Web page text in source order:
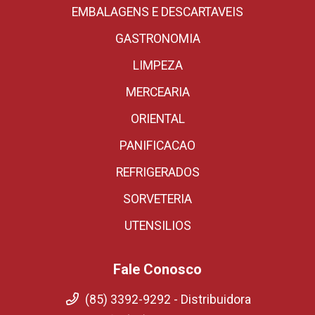
EMBALAGENS E DESCARTAVEIS
GASTRONOMIA
LIMPEZA
MERCEARIA
ORIENTAL
PANIFICACAO
REFRIGERADOS
SORVETERIA
UTENSILIOS
Fale Conosco
(85) 3392-9292 - Distribuidora